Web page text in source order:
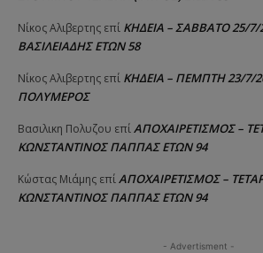
Νίκος Αλιβερτης επί ΚΗΔΕΙΑ – ΣΑΒΒΑΤΟ 25/7/
ΒΑΣΙΛΕΙΑΔΗΣ ΕΤΩΝ 58
Νίκος Αλιβερτης επί ΚΗΔΕΙΑ – ΠΕΜΠΤΗ 23/7/
ΠΟΛΥΜΕΡΟΣ
Βασιλικη Πολυζου επίΑΠΟΧΑΙΡΕΤΙΣΜΟΣ –
ΚΩΝΣΤΑΝΤΙΝΟΣ ΠΑΠΠΑΣ ΕΤΩΝ 94
Κώστας Μιάμης επίΑΠΟΧΑΙΡΕΤΙΣΜΟΣ –
ΚΩΝΣΤΑΝΤΙΝΟΣ ΠΑΠΠΑΣ ΕΤΩΝ 94
- Advertisment -